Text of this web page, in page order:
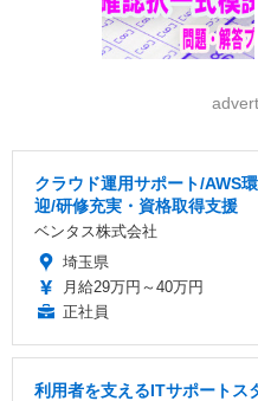
クラウド運用サポート/AWS
迎/研修充実・資格取得支援
ベンタス株式会社
埼玉県
月給29万円～40万円
正社員
利用者を支えるITサポートス